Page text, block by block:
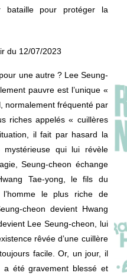
pour protéger la
du 12/07/2023
une autre ? Lee Seung-
pauvre est l’unique «
normalement fréquenté par
riches appelés « cuillères
il fait par hasard la
mystérieuse qui lui révèle
Seung-cheon échange
Tae-yong, le fils du
le plus riche de
cheon devient Hwang
Lee Seung-cheon, lui
rêvée d’une cuillère
facile. Or, un jour, il
été gravement blessé et